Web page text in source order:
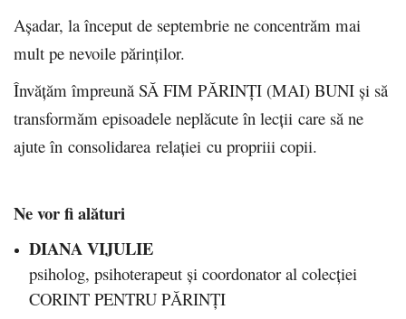
Așadar, la început de septembrie ne concentrăm mai
mult pe nevoile părinților.
Învățăm împreună SĂ FIM PĂRINȚI (MAI) BUNI și să
transformăm episoadele neplăcute în lecții care să ne
ajute în consolidarea relației cu propriii copii.
Ne vor fi alături
DIANA VIJULIE
psiholog, psihoterapeut și coordonator al colecției
CORINT PENTRU PĂRINȚI